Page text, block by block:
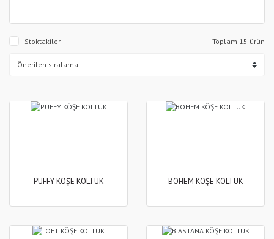
Stoktakiler Toplam 15 ürün
PUFFY KÖŞE KOLTUK BOHEM KÖŞE KOLTUK